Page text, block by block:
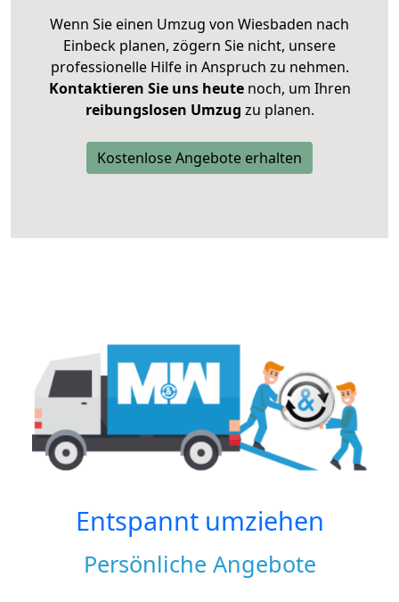
Wenn Sie einen Umzug von Wiesbaden nach
Einbeck planen, zögern Sie nicht, unsere
professionelle Hilfe in Anspruch zu nehmen.
Kontaktieren Sie uns heutenoch, um Ihren
reibungslosen Umzug zu planen.
Kostenlose Angebote erhalten
Entspannt umziehen
Persönliche Angebote